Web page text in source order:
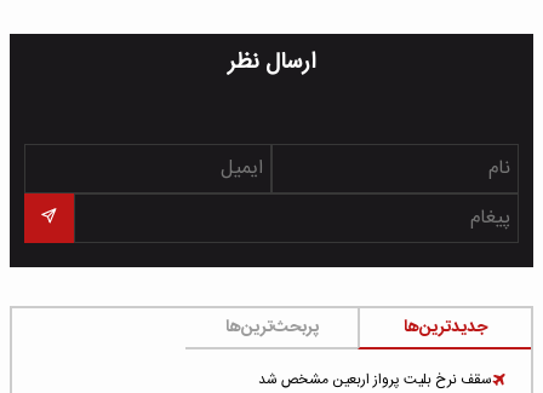
ارسال نظر
جدیدترین‌ها پربحث‌ترین‌ها
سقف نرخ بلیت پرواز اربعین مشخص شد